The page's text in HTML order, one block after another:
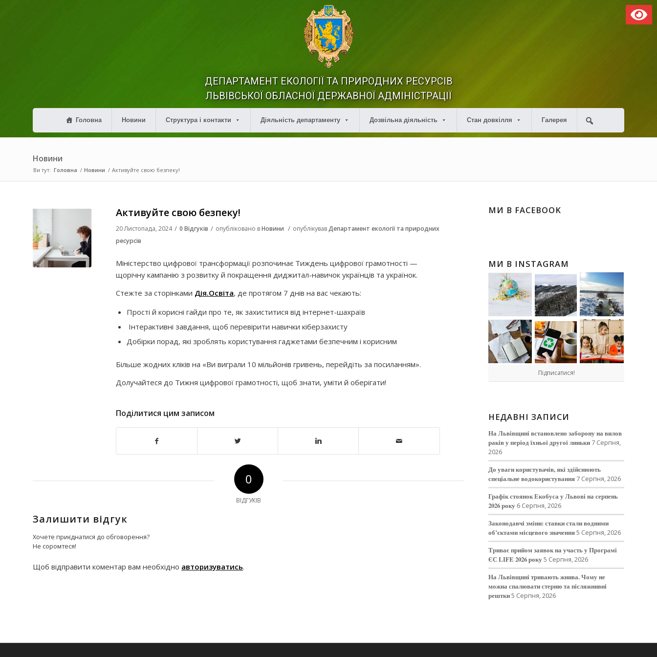
ДЕПАРТАМЕНТ ЕКОЛОГІЇ ТА ПРИРОДНИХ РЕСУРСІВ
ЛЬВІВСЬКОЇ ОБЛАСНОЇ ДЕРЖАВНОЇ АДМІНІСТРАЦІЇ
Головна Новини Структура і контакти Діяльність департаменту Дозвільна діяльність Стан довкілля Галерея
Новини
Ви тут: Головна / Новини / Активуйте свою безпеку!
Активуйте свою безпеку!
20 Листопада, 2024 / 0 Відгуків / опубліковано вНовини / опублікувавДепартамент екології та природних
ресурсів
Міністерство цифрової трансформації розпочинає Тиждень цифрової грамотності —
щорічну кампанію з розвитку й покращення диджитал-навичок українців та українок.
Стежте за сторінками Дія.Освіта, де протягом 7 днів на вас чекають:
Прості й корисні гайди про те, як захиститися від інтернет-шахраїв
Інтерактивні завдання, щоб перевірити навички кіберзахисту
Добірки порад, які зроблять користування гаджетами безпечним і корисним
Більше жодних кліків на «Ви виграли 10 мільйонів гривень, перейдіть за посиланням».
Долучайтеся до Тижня цифрової грамотності, щоб знати, уміти й оберігати!
Поділитися цим записом
0
ВІДГУКІВ
Залишити відгук
Хочете приєднатися до обговорення?
Не соромтеся!
Щоб відправити коментар вам необхідно авторизуватись.
МИ В FACEBOOK
МИ В INSTAGRAM
Підписатися!
НЕДАВНІ ЗАПИСИ
На Львівщині встановлено заборону на вилов
раків у період їхньої другої линьки 7 Серпня,
2026
До уваги користувачів, які здійснюють
спеціальне водокористування 7 Серпня, 2026
Графік стоянок Екобуса у Львові на серпень
2026 року 6 Серпня, 2026
Законодавчі зміни: ставки стали водними
об’єктами місцевого значення5 Серпня, 2026
Триває прийом заявок на участь у Програмі
ЄС LIFE 2026 року5 Серпня, 2026
На Львівщині тривають жнива. Чому не
можна спалювати стерню та післяжнивні
рештки5 Серпня, 2026